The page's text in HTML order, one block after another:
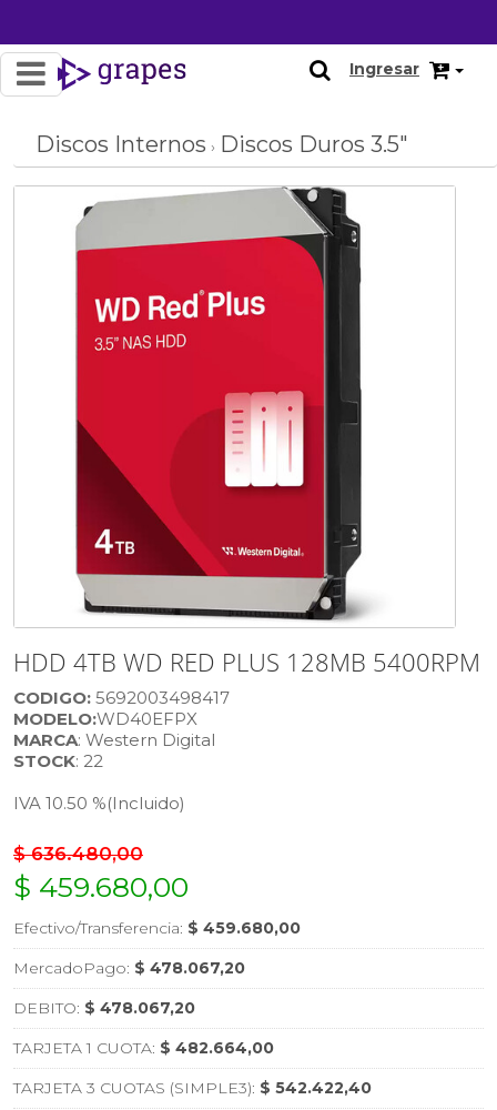
Ingresar
Discos Internos › Discos Duros 3.5"
HDD 4TB WD RED PLUS 128MB 5400RPM
CODIGO: 5692003498417
MODELO:WD40EFPX
MARCA: Western Digital
STOCK: 22
IVA 10.50 %(Incluido)
$ 636.480,00
$ 459.680,00
Efectivo/Transferencia: $ 459.680,00
MercadoPago: $ 478.067,20
DEBITO: $ 478.067,20
TARJETA 1 CUOTA: $ 482.664,00
TARJETA 3 CUOTAS (SIMPLE3): $ 542.422,40